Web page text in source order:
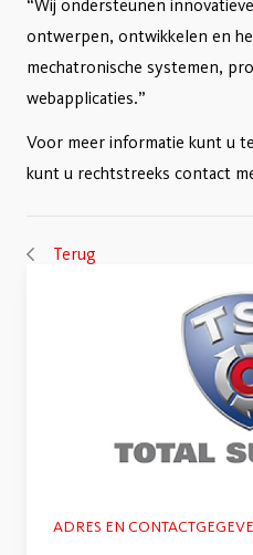
“Wij ondersteunen
ontwerpen, ontwikkelen en
mechatronische systemen,
webapplicaties.”
Voor meer informatie kunt u
kunt u rechtstreeks contact
Terug
ADRES EN